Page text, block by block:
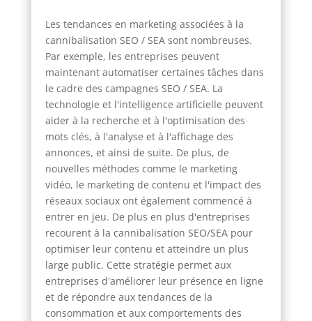
Les tendances en marketing associées à la
cannibalisation SEO / SEA sont nombreuses.
Par exemple, les entreprises peuvent
maintenant automatiser certaines tâches dans
le cadre des campagnes SEO / SEA. La
technologie et l'intelligence artificielle peuvent
aider à la recherche et à l'optimisation des
mots clés, à l'analyse et à l'affichage des
annonces, et ainsi de suite. De plus, de
nouvelles méthodes comme le marketing
vidéo, le marketing de contenu et l'impact des
réseaux sociaux ont également commencé à
entrer en jeu. De plus en plus d'entreprises
recourent à la cannibalisation SEO/SEA pour
optimiser leur contenu et atteindre un plus
large public. Cette stratégie permet aux
entreprises d'améliorer leur présence en ligne
et de répondre aux tendances de la
consommation et aux comportements des